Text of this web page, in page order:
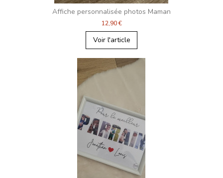
Affiche personnalisée photos Maman
12,90 €
Voir l'article